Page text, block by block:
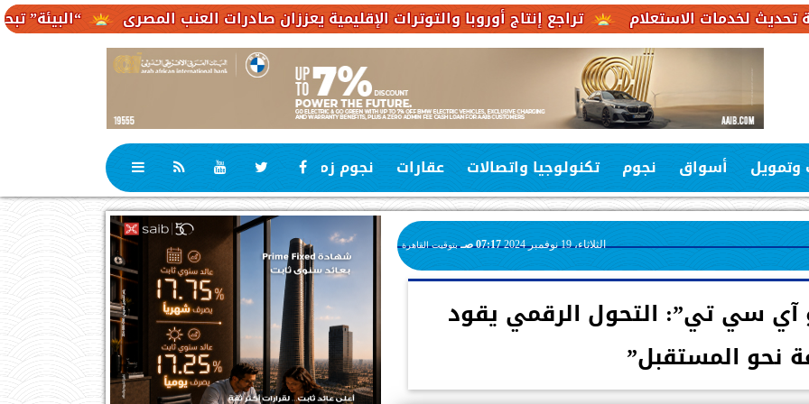
“البيئة” تبحث مع تراجع إنتاج أوروبا والتوترات الإقليمية يعززان صادرات العنب المصرى
وتمويل أسواق نجوم تكنولوجيا واتصالات عقارات نجوم زمان رياضة
الثلاثاء، 19 نوفمبر 2024 07:17 صـ بتوقيت القاهرة
آي سي تي”: التحول الرقمي يقود
نحو المستقبل”